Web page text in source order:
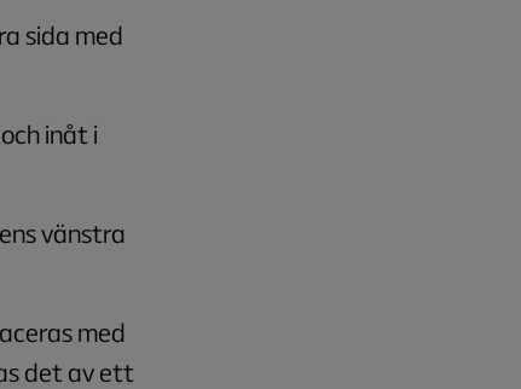
sida med
inåt i
vänstra
med
det av ett